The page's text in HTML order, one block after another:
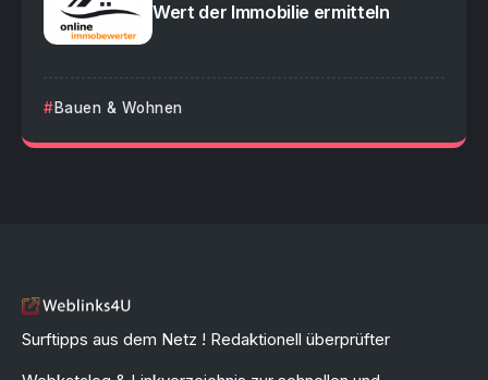
Wert der Immobilie ermitteln
Bauen & Wohnen
Surftipps aus dem Netz ! Redaktionell überprüfter